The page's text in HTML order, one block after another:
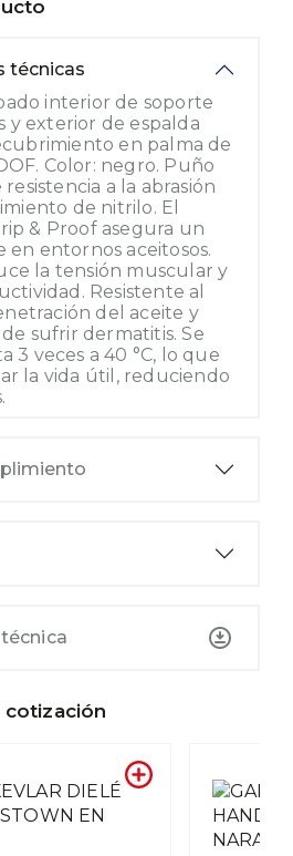
técnicas
interior de soporte
y exterior de espalda
en palma de
Color: negro. Puño
a la abrasión
de nitrilo. El
& Proof asegura un
en entornos aceitosos.
la tensión muscular y
Resistente al
del aceite y
sufrir dermatitis. Se
3 veces a 40 °C, lo que
la vida útil, reduciendo